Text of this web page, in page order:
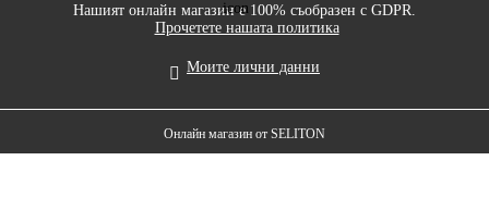
Нашият онлайн магазин е 100% съобразен с GDPR.
Прочетете нашата политика
Моите лични данни
Онлайн магазин от SELITON